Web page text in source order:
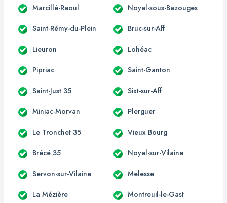
Marcillé-Raoul Noyal-sous-Bazouges
Saint-Rémy-du-Plein Bruc-sur-Aff
Lieuron Lohéac
Pipriac Saint-Ganton
Saint-Just 35 Sixt-sur-Aff
Miniac-Morvan Plerguer
Le Tronchet 35 Vieux Bourg
Brécé 35 Noyal-sur-Vilaine
Servon-sur-Vilaine Melesse
La Mézière Montreuil-le-Gast